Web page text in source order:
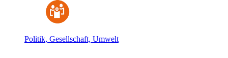
Politik, Gesellschaft, Umwelt